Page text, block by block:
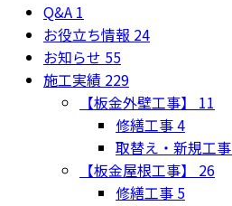
Q&A 1
お役立ち情報 24
お知らせ 55
施工実績 229
【板金外壁工事】 11
修繕工事4
取替え・新規工事
【板金屋根工事】 26
修繕工事 5